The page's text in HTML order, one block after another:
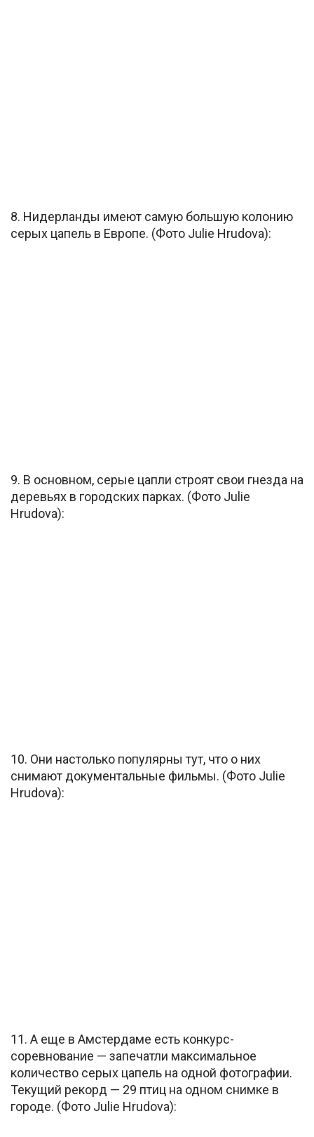
8. Нидерланды имеют самую большую колонию
серых цапель в Европе. (Фото Julie Hrudova):
9. В основном, серые цапли строят свои гнезда на
деревьях в городских парках. (Фото Julie
Hrudova):
10. Они настолько популярны тут, что о них
снимают документальные фильмы. (Фото Julie
Hrudova):
11. А еще в Амстердаме есть конкурс-
соревнование — запечатли максимальное
количество серых цапель на одной фотографии.
Текущий рекорд — 29 птиц на одном снимке в
городе. (Фото Julie Hrudova):